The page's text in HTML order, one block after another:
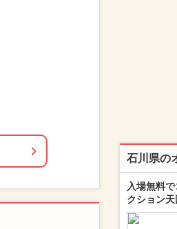
石川県の
入場無料
クション天